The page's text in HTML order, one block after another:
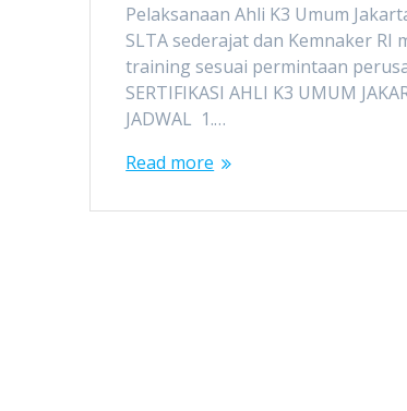
Pelaksanaan Ahli K3 Umum
SLTA sederajat dan Kemnaker
training sesuai permintaan
SERTIFIKASI AHLI K3 UMUM
JADWAL 1.…
Read more